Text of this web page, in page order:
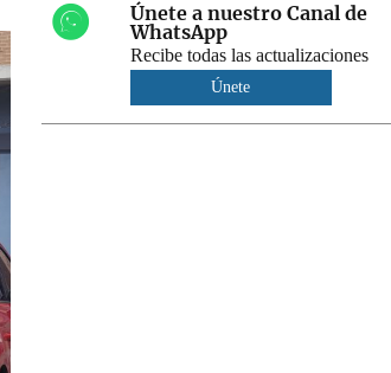
Únete a nuestro Canal de
WhatsApp
Recibe todas las actualizaciones
Únete